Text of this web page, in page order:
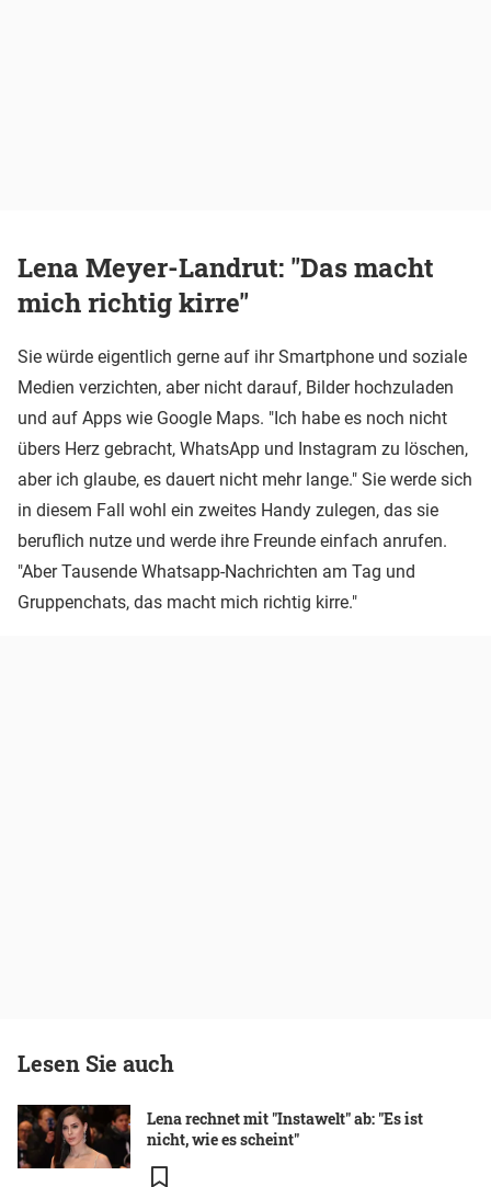
Lena Meyer-Landrut: "Das macht
mich richtig kirre"
Sie würde eigentlich gerne auf ihr Smartphone und soziale
Medien verzichten, aber nicht darauf, Bilder hochzuladen
und auf Apps wie Google Maps. "Ich habe es noch nicht
übers Herz gebracht, WhatsApp und Instagram zu löschen,
aber ich glaube, es dauert nicht mehr lange." Sie werde sich
in diesem Fall wohl ein zweites Handy zulegen, das sie
beruflich nutze und werde ihre Freunde einfach anrufen.
"Aber Tausende Whatsapp-Nachrichten am Tag und
Gruppenchats, das macht mich richtig kirre."
Lesen Sie auch
Lena rechnet mit "Instawelt" ab: "Es ist
nicht, wie es scheint"